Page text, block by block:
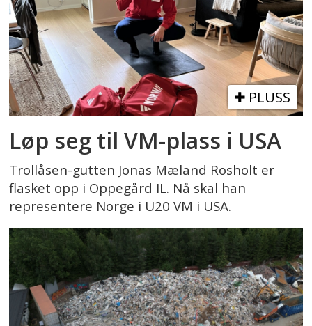
PLUSS
Løp seg til VM-plass i USA
Trollåsen-gutten Jonas Mæland Rosholt er
flasket opp i Oppegård IL. Nå skal han
representere Norge i U20 VM i USA.